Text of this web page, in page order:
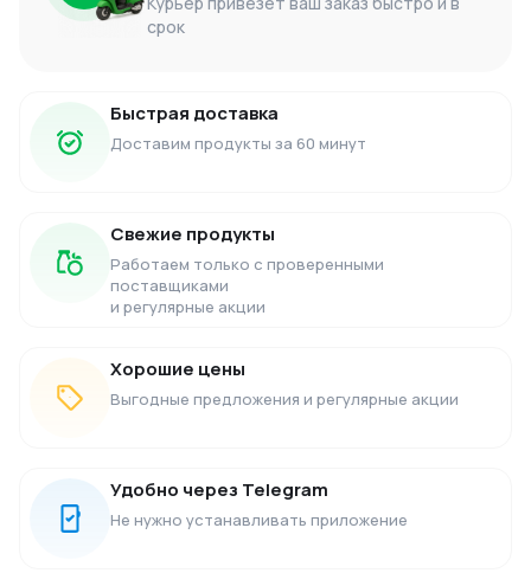
срок
Быстрая доставка
Доставим продукты за 60 минут
Свежие продукты
Работаем только с проверенными
поставщиками
и регулярные акции
Хорошие цены
Выгодные предложения и регулярные акции
Удобно через Telegram
Не нужно устанавливать приложение